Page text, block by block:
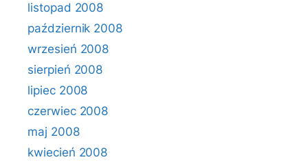
listopad 2008
październik 2008
wrzesień 2008
sierpień 2008
lipiec 2008
czerwiec 2008
maj 2008
kwiecień 2008